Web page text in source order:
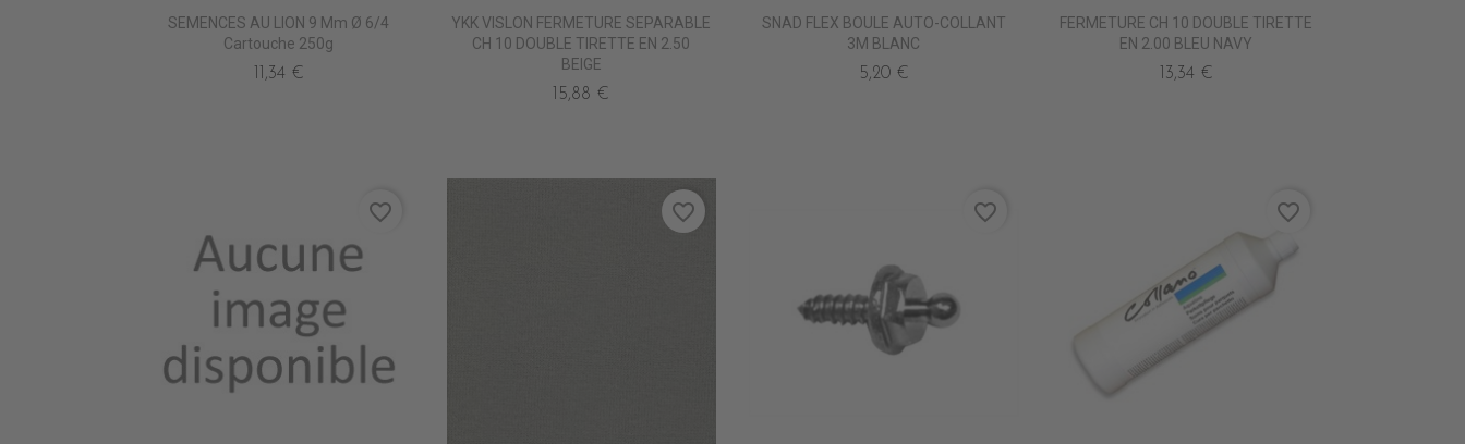
SEMENCES AU LION 9 Mm Ø 6/4
Cartouche 250g
11,34 €
YKK VISLON FERMETURE SEPARABLE
CH 10 DOUBLE TIRETTE EN 2.50
BEIGE
15,88 €
SNAD FLEX BOULE AUTO-COLLANT
3M BLANC
5,20 €
FERMETURE CH 10 DOUBLE TIRETTE
EN 2.00 BLEU NAVY
13,34 €
favorite_border favorite_border favorite_border favorite_border